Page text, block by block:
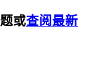
或查阅最新